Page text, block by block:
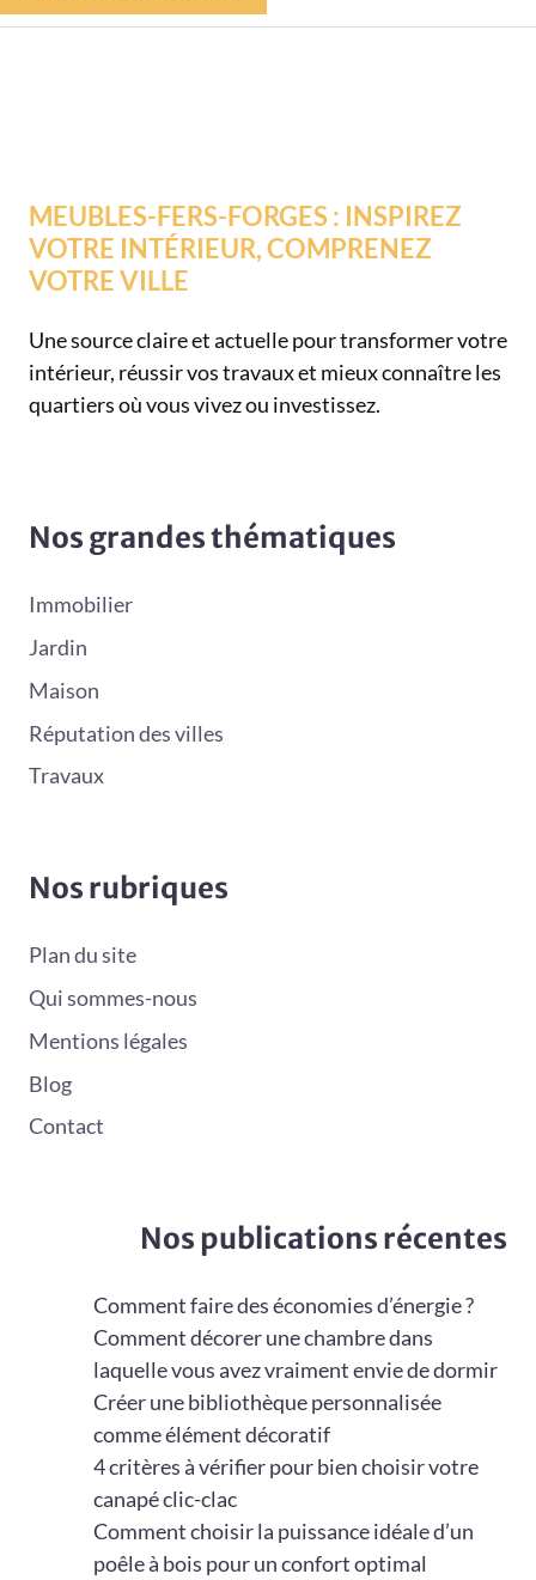
MEUBLES-FERS-FORGES : INSPIREZ
VOTRE INTÉRIEUR, COMPRENEZ
VOTRE VILLE
Une source claire et actuelle pour transformer votre
intérieur, réussir vos travaux et mieux connaître les
quartiers où vous vivez ou investissez.
Nos grandes thématiques
Immobilier
Jardin
Maison
Réputation des villes
Travaux
Nos rubriques
Plan du site
Qui sommes-nous
Mentions légales
Blog
Contact
Nos publications récentes
Comment faire des économies d’énergie ?
Comment décorer une chambre dans
laquelle vous avez vraiment envie de dormir
Créer une bibliothèque personnalisée
comme élément décoratif
4 critères à vérifier pour bien choisir votre
canapé clic-clac
Comment choisir la puissance idéale d’un
poêle à bois pour un confort optimal